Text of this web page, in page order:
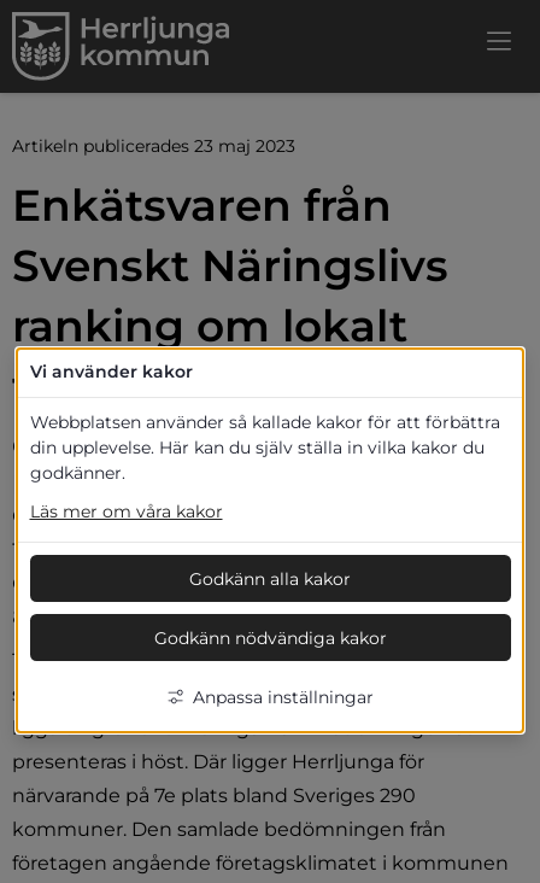
Artikeln publicerades 23 maj 2023
Enkätsvaren från
Svenskt Näringslivs
ranking om lokalt
företagsklimat
Organisationen Svenskt Näringsliv har
presenterat resultatet av sin årliga
enkätundersökning till kommunens
företagare. 32 401 företagare har tyckt till
om företagsklimatet i sin kommun i 2023
års enkät.
101 företagare i Herrljunga kommun har svarat, och
svaren kommer tillsammans med näringslivsstatistik
ligga till grund för näringslivsklimatrankingen som
presenteras i höst. Där ligger Herrljunga för
närvarande på 7e plats bland Sveriges 290
kommuner. Den samlade bedömningen från
företagen angående företagsklimatet i kommunen
Vi använder kakor
Webbplatsen använder så kallade kakor för att förbättra
din upplevelse. Här kan du själv ställa in vilka kakor du
godkänner.
Läs mer om våra kakor
Godkänn alla kakor
Godkänn nödvändiga kakor
Anpassa inställningar